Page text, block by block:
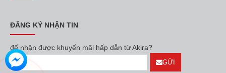
ĐĂNG KÝ NHẬN TIN
để nhận được khuyến mãi hấp dẫn từ Akira?
GỬI